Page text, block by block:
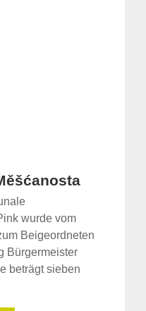
wurde vom
Beigeordneten
Bürgermeister
beträgt sieben